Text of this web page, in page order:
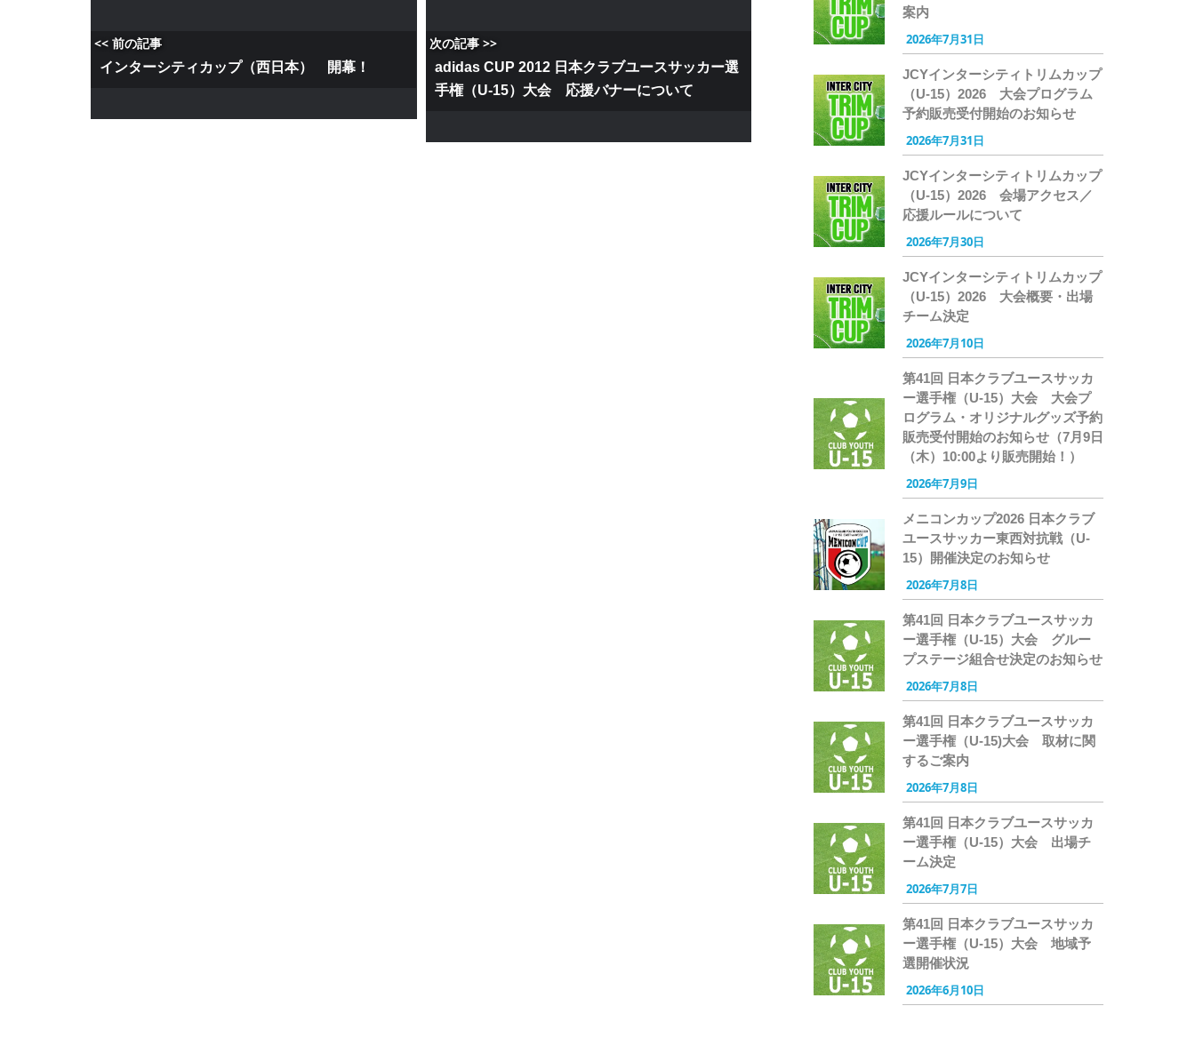
<< 前の記事
インターシティカップ（西日本） 開幕！
次の記事 >>
adidas CUP 2012 日本クラブユースサッカー選
手権（U-15）大会 応援バナーについて
案内
2026年7月31日
JCYインターシティトリムカップ
（U-15）2026 大会プログラム
予約販売受付開始のお知らせ
2026年7月31日
JCYインターシティトリムカップ
（U-15）2026 会場アクセス／
応援ルールについて
2026年7月30日
JCYインターシティトリムカップ
（U-15）2026 大会概要・出場
チーム決定
2026年7月10日
第41回 日本クラブユースサッカ
ー選手権（U-15）大会 大会プ
ログラム・オリジナルグッズ予約
販売受付開始のお知らせ（7月9日
（木）10:00より販売開始！）
2026年7月9日
メニコンカップ2026 日本クラブ
ユースサッカー東西対抗戦（U-
15）開催決定のお知らせ
2026年7月8日
第41回 日本クラブユースサッカ
ー選手権（U-15）大会 グルー
プステージ組合せ決定のお知らせ
2026年7月8日
第41回 日本クラブユースサッカ
ー選手権（U-15)大会 取材に関
するご案内
2026年7月8日
第41回 日本クラブユースサッカ
ー選手権（U-15）大会 出場チ
ーム決定
2026年7月7日
第41回 日本クラブユースサッカ
ー選手権（U-15）大会 地域予
選開催状況
2026年6月10日